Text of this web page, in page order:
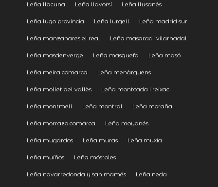
Leña llacuna Leña llavorsí Leña llusanés
Leña lugo provincia Leña lurgell Leña madrid sur
Leña manzanares el real Leña masarac i vilarnadal
Leña masdenverge Leña masquefa Leña masó
Leña meira comarca Leña menàrguens
Leña mollet del vallès Leña montcada i reixac
Leña montmell Leña montral Leña moraña
Leña morrazo comarca Leña moyanés
Leña mugardos Leña muras Leña muxía
Leña muíños Leña móstoles
Leña navarredonda y san mamés Leña neda